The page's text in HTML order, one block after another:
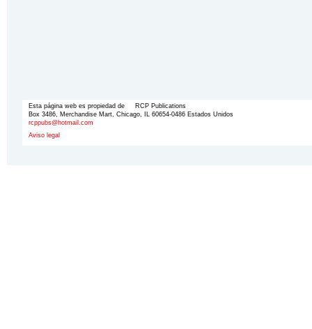
Esta página web es propiedad de RCP Publications
Box 3486, Merchandise Mart, Chicago, IL 60654-0486 Estados Unidos
rcppubs@hotmail.com
Aviso legal